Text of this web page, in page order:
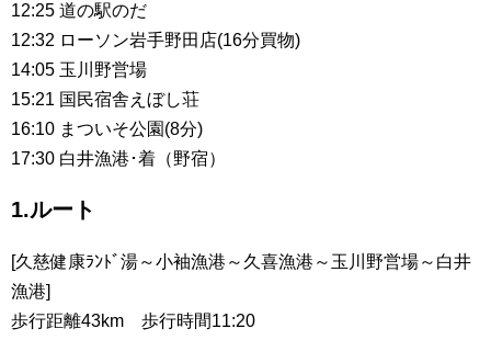
12:25 道の駅のだ
12:32 ローソン岩手野田店(16分買物)
14:05 玉川野営場
15:21 国民宿舎えぼし荘
16:10 まついそ公園(8分)
17:30 白井漁港･着（野宿）
1.ルート
[久慈健康ﾗﾝﾄﾞ湯～小袖漁港～久喜漁港～玉川野営場～白井
漁港]
歩行距離43km 歩行時間11:20